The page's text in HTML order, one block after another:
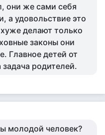
они же сами себя
а удовольствие это
делают только
законы они
Главное детей от
задача родителей.
молодой человек?